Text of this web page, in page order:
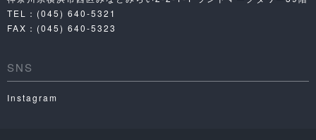
TEL：(045) 640-5321
FAX：(045) 640-5323
SNS
Instagram